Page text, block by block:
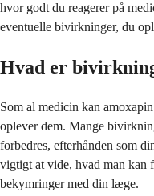
hvor godt du reagerer på
eventuelle bivirkninger, du
Hvad er
Som al medicin kan
oplever dem. Mange
forbedres, efterhånden som
vigtigt at vide, hvad man kan
bekymringer med din læge.